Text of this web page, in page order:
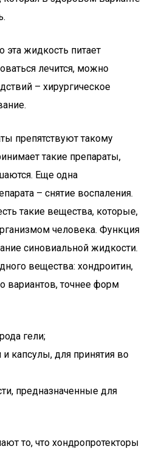
эта жидкость питает
лечится, можно
– хирургическое
препятствуют такому
такие препараты,
Еще одна
– снятие воспаления.
такие вещества, которые,
человека. Функция
синовиальной жидкости.
вещества: хондроитин,
вариантов, точнее форм
гели;
и капсулы, для принятия во
предназначенные для
то, что хондропротекторы